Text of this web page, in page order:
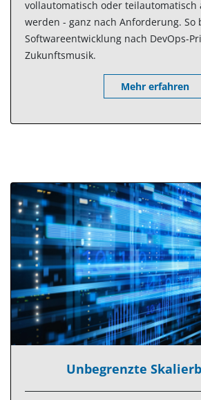
vollautomatisch oder teilautomatisch
werden - ganz nach Anforderung. So
Softwareentwicklung nach DevOps-
Zukunftsmusik.
Mehr erfahren
Unbegrenzte